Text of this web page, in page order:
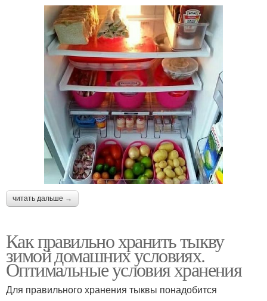
читать дальше →
Как правильно хранить тыкву
зимой домашних условиях.
Оптимальные условия хранения
Для правильного хранения тыквы понадобится